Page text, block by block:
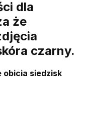
dla
że
czarny.
obicia siedzisk